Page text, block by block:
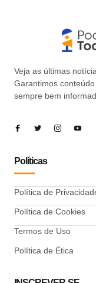
Veja as últimas
Garantimos
sempre bem
Políticas
Política de
Política de Cookies
Termos de Uso
Política de Ética